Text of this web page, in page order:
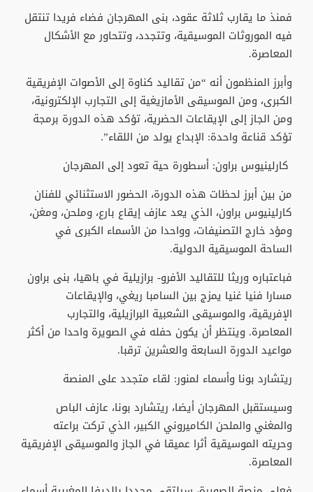
فمنذ ما يقارب ثلاثة عقود، بنى المهرجان فضاء فريدا تنتقل
فيه الموروثات الموسيقية، وتتجدد، وتتحاور مع الأشكال
المعاصرة.
وأبرز المنظمون أنه “من تقاليد كناوة إلى الأصوات الإفريقية
الكبرى، ومن الموسيقى الأمازيغية إلى التجارب الإلكترونية،
ومن الجاز إلى الإيقاعات الحضرية، تؤكد هذه الدورة برمجة
تؤكد قناعة واحدة: الإبداع يولد من اللقاء”.
كارلينيوس براون: أسطورة حية تعود إلى المهرجان
من بين أبرز لحظات هذه الدورة، الحضور الاستثنائي للفنان
كارلينيوس براون، الذي يعد عازف إيقاع بارع، وملحن، ومغن،
ومؤد خارج التصنيفات، وواحدا من الأسماء الكبرى في
الساحة الموسيقية الدولية.
فباعتباره وريثا للتقاليد الأفرو- برازيلية في باهيا، بنى براون
مسارا فنيا غنيا يمزج بين السامبا ريغي، والإيقاعات
الإفريقية، والموسيقى الشعبية البرازيلية، والتجارب
المعاصرة. وينتظر أن يكون حفله في الصويرة واحدا من أكثر
مواعيد الدورة السابعة والعشرين ترقبا.
ريتشارد بونا وأسماء لمنور: لقاء متجدد على المنصة
وسيستقبل المهرجان أيضا، ريتشارد بونا، عازف الباص
والمغني والملحن الكاميروني الكبير، الذي تركت براعته
وحريته الموسيقية أثرا عميقا في الجاز والموسيقى الإفريقية
المعاصرة.